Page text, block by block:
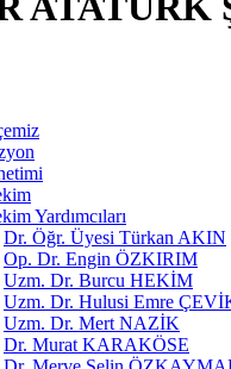
Yardımcıları
Dr. Öğr. Üyesi Türkan AKIN
Op. Dr. Engin ÖZKIRIM
Uzm. Dr. Burcu HEKİM
Uzm. Dr. Hulusi Emre
Uzm. Dr. Mert NAZİK
Dr. Murat KARAKÖSE